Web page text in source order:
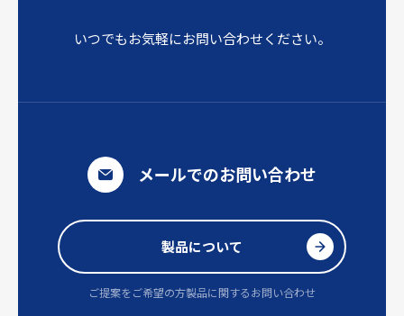
いつでもお気軽にお問い合わせください。
メールでのお問い合わせ
製品について
ご提案をご希望の方製品に関するお問い合わせ